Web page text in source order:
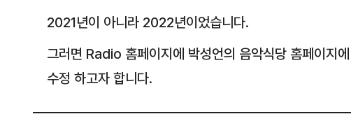
2021년이 아니라 2022년이었습니다.
그러면 Radio 홈페이지에 박성언의 음악식당 홈페이지
수정 하고자 합니다.